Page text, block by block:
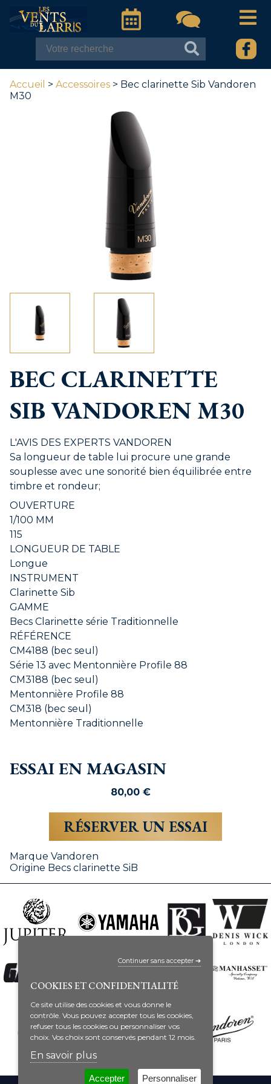
Accueil > Accessoires > Bec clarinette Sib Vandoren
M30
BEC CLARINETTE
SIB VANDOREN M30
L'AVIS DES EXPERTS VANDOREN
Sa longueur de table lui procure une grande
souplesse avec une sonorité bien équilibrée entre
timbre et rondeur;
OUVERTURE
1/100 MM
115
LONGUEUR DE TABLE
Longue
INSTRUMENT
Clarinette Sib
GAMME
Becs Clarinette série Traditionnelle
RÉFÉRENCE
CM4188 (bec seul)
Série 13 avec Mentonnière Profile 88
CM3188 (bec seul)
Mentonnière Profile 88
CM318 (bec seul)
Mentonnière Traditionnelle
ESSAI EN MAGASIN
80,00 €
RÉSERVER UN ESSAI
Marque Vandoren
Origine Becs clarinette SiB
Continuer sans accepter ➔
COOKIES ET CONFIDENTIALITÉ
Ce site utilise des cookies et vous donne le
contrôle. Vous pouvez accepter tous les cookies,
refuser tous les cookies ou personnaliser vos
choix. Vos choix sont conservés pendant 12 mois.
En savoir plus
Accepter Personnaliser